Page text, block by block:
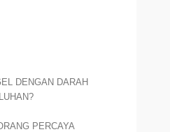
DENGAN DARAH
PERCAYA